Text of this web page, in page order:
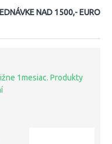
NAD 1500,- EURO
1mesiac. Produkty